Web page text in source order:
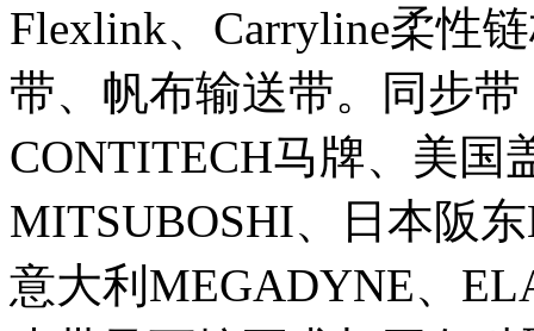
Flexlink、Carryline柔性
带、帆布输送带。同步
CONTITECH马牌、美国
MITSUBOSHI、日本阪
意大利MEGADYNE、